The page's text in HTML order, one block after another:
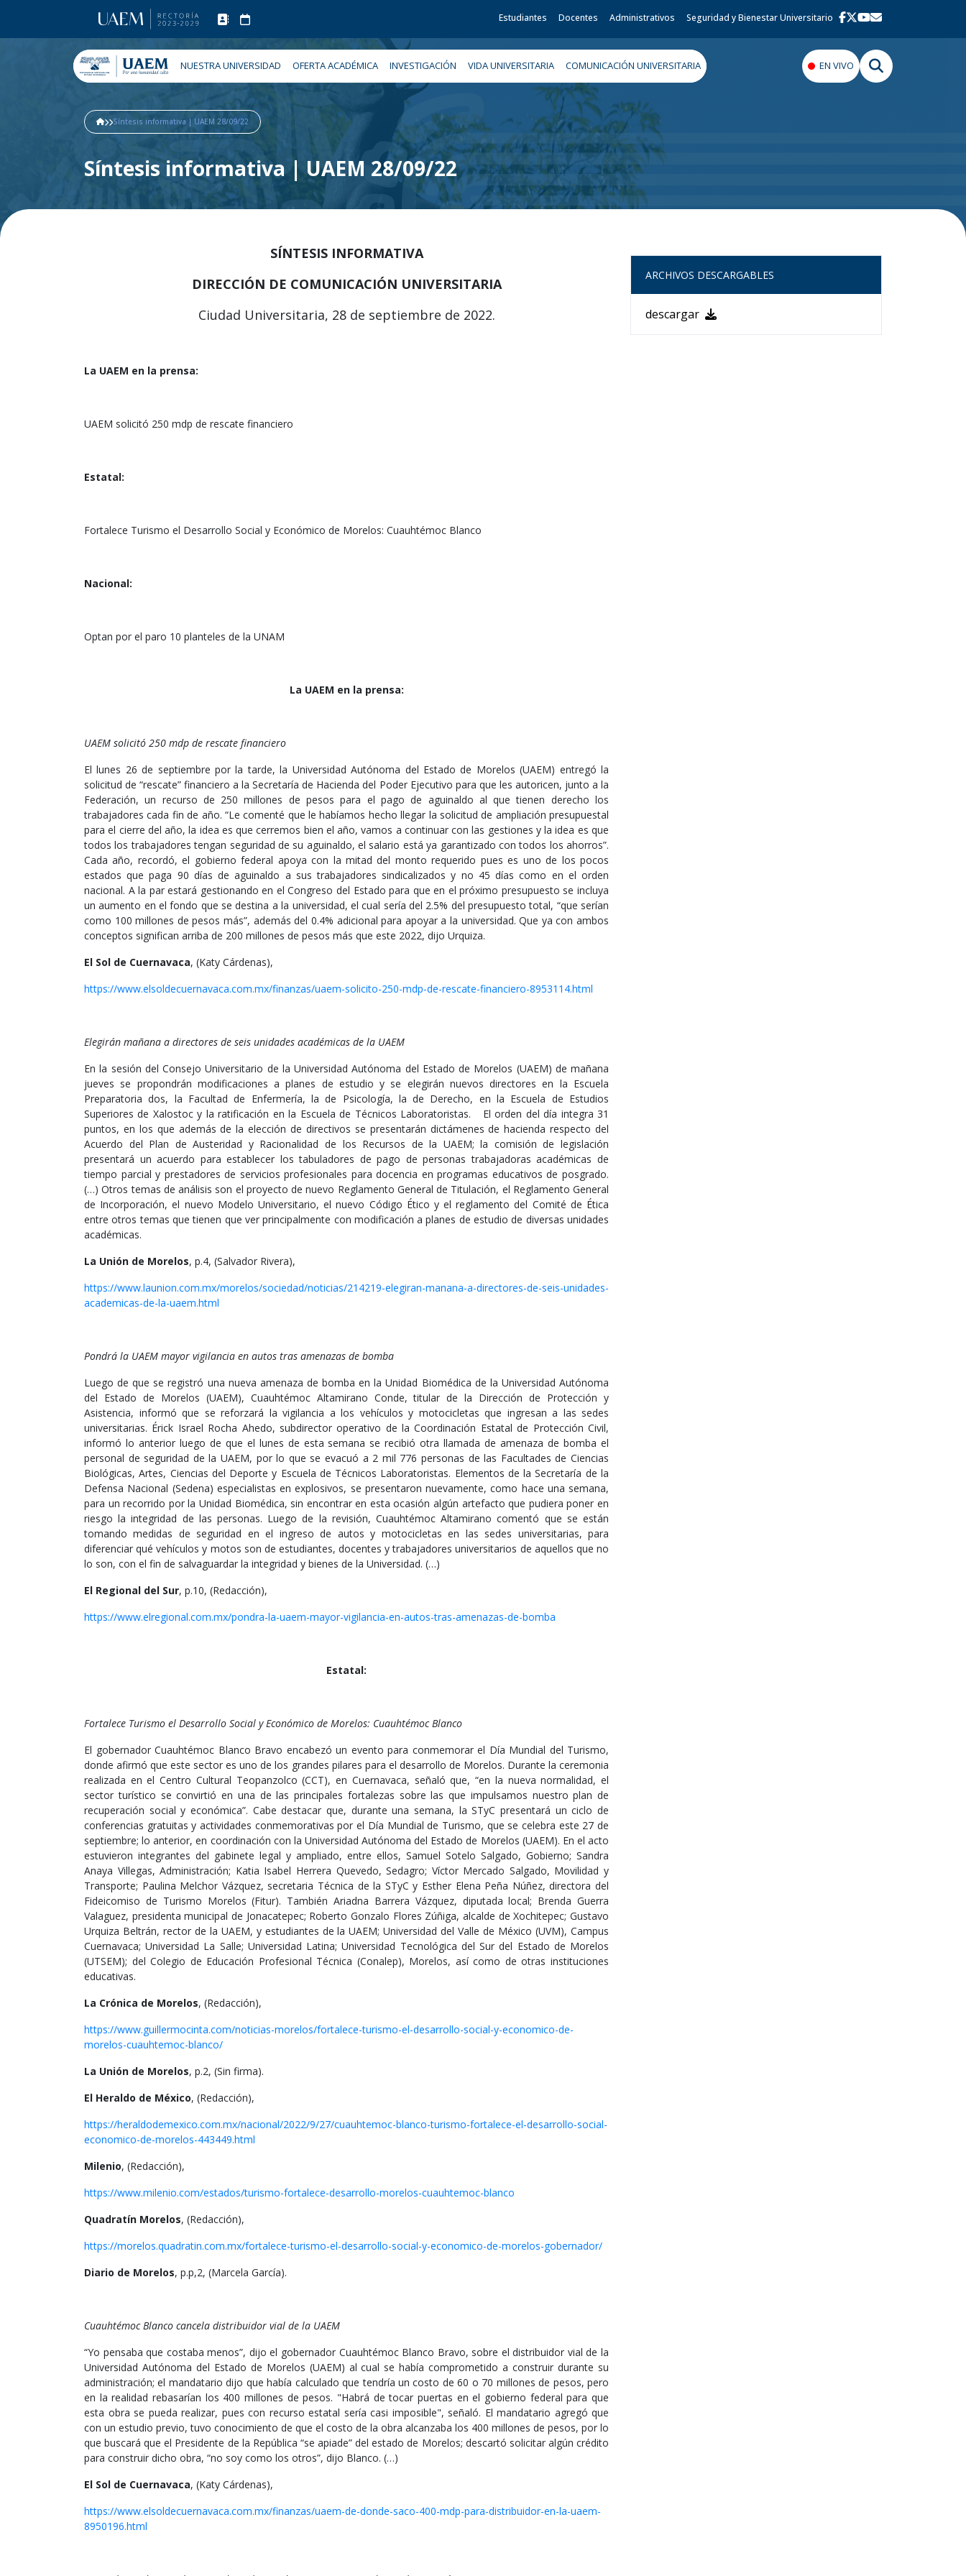
Estudiantes Docentes Administrativos Seguridad y Bienestar Universitario
NUESTRA UNIVERSIDAD OFERTA ACADÉMICA INVESTIGACIÓN VIDA UNIVERSITARIA COMUNICACIÓN UNIVERSITARIA EN VIVO
Síntesis informativa | UAEM 28/09/22
Síntesis informativa | UAEM 28/09/22
SÍNTESIS INFORMATIVA
DIRECCIÓN DE COMUNICACIÓN UNIVERSITARIA
Ciudad Universitaria, 28 de septiembre de 2022.
La UAEM en la prensa:
UAEM solicitó 250 mdp de rescate financiero
Estatal:
Fortalece Turismo el Desarrollo Social y Económico de Morelos: Cuauhtémoc Blanco
Nacional:
Optan por el paro 10 planteles de la UNAM
La UAEM en la prensa:
UAEM solicitó 250 mdp de rescate financiero
El lunes 26 de septiembre por la tarde, la Universidad Autónoma del Estado de Morelos (UAEM) entregó la
solicitud de “rescate” financiero a la Secretaría de Hacienda del Poder Ejecutivo para que les autoricen, junto a la
Federación, un recurso de 250 millones de pesos para el pago de aguinaldo al que tienen derecho los
trabajadores cada fin de año. “Le comenté que le habíamos hecho llegar la solicitud de ampliación presupuestal
para el cierre del año, la idea es que cerremos bien el año, vamos a continuar con las gestiones y la idea es que
todos los trabajadores tengan seguridad de su aguinaldo, el salario está ya garantizado con todos los ahorros”.
Cada año, recordó, el gobierno federal apoya con la mitad del monto requerido pues es uno de los pocos
estados que paga 90 días de aguinaldo a sus trabajadores sindicalizados y no 45 días como en el orden
nacional. A la par estará gestionando en el Congreso del Estado para que en el próximo presupuesto se incluya
un aumento en el fondo que se destina a la universidad, el cual sería del 2.5% del presupuesto total, “que serían
como 100 millones de pesos más”, además del 0.4% adicional para apoyar a la universidad. Que ya con ambos
conceptos significan arriba de 200 millones de pesos más que este 2022, dijo Urquiza.
El Sol de Cuernavaca, (Katy Cárdenas),
https://www.elsoldecuernavaca.com.mx/finanzas/uaem-solicito-250-mdp-de-rescate-financiero-8953114.html
Elegirán mañana a directores de seis unidades académicas de la UAEM
En la sesión del Consejo Universitario de la Universidad Autónoma del Estado de Morelos (UAEM) de mañana
jueves se propondrán modificaciones a planes de estudio y se elegirán nuevos directores en la Escuela
Preparatoria dos, la Facultad de Enfermería, la de Psicología, la de Derecho, en la Escuela de Estudios
Superiores de Xalostoc y la ratificación en la Escuela de Técnicos Laboratoristas. El orden del día integra 31
puntos, en los que además de la elección de directivos se presentarán dictámenes de hacienda respecto del
Acuerdo del Plan de Austeridad y Racionalidad de los Recursos de la UAEM; la comisión de legislación
presentará un acuerdo para establecer los tabuladores de pago de personas trabajadoras académicas de
tiempo parcial y prestadores de servicios profesionales para docencia en programas educativos de posgrado.
(…) Otros temas de análisis son el proyecto de nuevo Reglamento General de Titulación, el Reglamento General
de Incorporación, el nuevo Modelo Universitario, el nuevo Código Ético y el reglamento del Comité de Ética
entre otros temas que tienen que ver principalmente con modificación a planes de estudio de diversas unidades
académicas.
La Unión de Morelos, p.4, (Salvador Rivera),
https://www.launion.com.mx/morelos/sociedad/noticias/214219-elegiran-manana-a-directores-de-seis-unidades-
academicas-de-la-uaem.html
Pondrá la UAEM mayor vigilancia en autos tras amenazas de bomba
Luego de que se registró una nueva amenaza de bomba en la Unidad Biomédica de la Universidad Autónoma
del Estado de Morelos (UAEM), Cuauhtémoc Altamirano Conde, titular de la Dirección de Protección y
Asistencia, informó que se reforzará la vigilancia a los vehículos y motocicletas que ingresan a las sedes
universitarias. Érick Israel Rocha Ahedo, subdirector operativo de la Coordinación Estatal de Protección Civil,
informó lo anterior luego de que el lunes de esta semana se recibió otra llamada de amenaza de bomba el
personal de seguridad de la UAEM, por lo que se evacuó a 2 mil 776 personas de las Facultades de Ciencias
Biológicas, Artes, Ciencias del Deporte y Escuela de Técnicos Laboratoristas. Elementos de la Secretaría de la
Defensa Nacional (Sedena) especialistas en explosivos, se presentaron nuevamente, como hace una semana,
para un recorrido por la Unidad Biomédica, sin encontrar en esta ocasión algún artefacto que pudiera poner en
riesgo la integridad de las personas. Luego de la revisión, Cuauhtémoc Altamirano comentó que se están
tomando medidas de seguridad en el ingreso de autos y motocicletas en las sedes universitarias, para
diferenciar qué vehículos y motos son de estudiantes, docentes y trabajadores universitarios de aquellos que no
lo son, con el fin de salvaguardar la integridad y bienes de la Universidad. (…)
El Regional del Sur, p.10, (Redacción),
https://www.elregional.com.mx/pondra-la-uaem-mayor-vigilancia-en-autos-tras-amenazas-de-bomba
Estatal:
Fortalece Turismo el Desarrollo Social y Económico de Morelos: Cuauhtémoc Blanco
El gobernador Cuauhtémoc Blanco Bravo encabezó un evento para conmemorar el Día Mundial del Turismo,
donde afirmó que este sector es uno de los grandes pilares para el desarrollo de Morelos. Durante la ceremonia
realizada en el Centro Cultural Teopanzolco (CCT), en Cuernavaca, señaló que, “en la nueva normalidad, el
sector turístico se convirtió en una de las principales fortalezas sobre las que impulsamos nuestro plan de
recuperación social y económica”. Cabe destacar que, durante una semana, la STyC presentará un ciclo de
conferencias gratuitas y actividades conmemorativas por el Día Mundial de Turismo, que se celebra este 27 de
septiembre; lo anterior, en coordinación con la Universidad Autónoma del Estado de Morelos (UAEM). En el acto
estuvieron integrantes del gabinete legal y ampliado, entre ellos, Samuel Sotelo Salgado, Gobierno; Sandra
Anaya Villegas, Administración; Katia Isabel Herrera Quevedo, Sedagro; Víctor Mercado Salgado, Movilidad y
Transporte; Paulina Melchor Vázquez, secretaria Técnica de la STyC y Esther Elena Peña Núñez, directora del
Fideicomiso de Turismo Morelos (Fitur). También Ariadna Barrera Vázquez, diputada local; Brenda Guerra
Valaguez, presidenta municipal de Jonacatepec; Roberto Gonzalo Flores Zúñiga, alcalde de Xochitepec; Gustavo
Urquiza Beltrán, rector de la UAEM, y estudiantes de la UAEM; Universidad del Valle de México (UVM), Campus
Cuernavaca; Universidad La Salle; Universidad Latina; Universidad Tecnológica del Sur del Estado de Morelos
(UTSEM); del Colegio de Educación Profesional Técnica (Conalep), Morelos, así como de otras instituciones
educativas.
La Crónica de Morelos, (Redacción),
https://www.guillermocinta.com/noticias-morelos/fortalece-turismo-el-desarrollo-social-y-economico-de-
morelos-cuauhtemoc-blanco/
La Unión de Morelos, p.2, (Sin firma).
El Heraldo de México, (Redacción),
https://heraldodemexico.com.mx/nacional/2022/9/27/cuauhtemoc-blanco-turismo-fortalece-el-desarrollo-social-
economico-de-morelos-443449.html
Milenio, (Redacción),
https://www.milenio.com/estados/turismo-fortalece-desarrollo-morelos-cuauhtemoc-blanco
Quadratín Morelos, (Redacción),
https://morelos.quadratin.com.mx/fortalece-turismo-el-desarrollo-social-y-economico-de-morelos-gobernador/
Diario de Morelos, p.p,2, (Marcela García).
Cuauhtémoc Blanco cancela distribuidor vial de la UAEM
“Yo pensaba que costaba menos”, dijo el gobernador Cuauhtémoc Blanco Bravo, sobre el distribuidor vial de la
Universidad Autónoma del Estado de Morelos (UAEM) al cual se había comprometido a construir durante su
administración; el mandatario dijo que había calculado que tendría un costo de 60 o 70 millones de pesos, pero
en la realidad rebasarían los 400 millones de pesos. "Habrá de tocar puertas en el gobierno federal para que
esta obra se pueda realizar, pues con recurso estatal sería casi imposible", señaló. El mandatario agregó que
con un estudio previo, tuvo conocimiento de que el costo de la obra alcanzaba los 400 millones de pesos, por lo
que buscará que el Presidente de la República “se apiade” del estado de Morelos; descartó solicitar algún crédito
para construir dicho obra, “no soy como los otros”, dijo Blanco. (…)
El Sol de Cuernavaca, (Katy Cárdenas),
https://www.elsoldecuernavaca.com.mx/finanzas/uaem-de-donde-saco-400-mdp-para-distribuidor-en-la-uaem-
8950196.html
ARCHIVOS DESCARGABLES
descargar